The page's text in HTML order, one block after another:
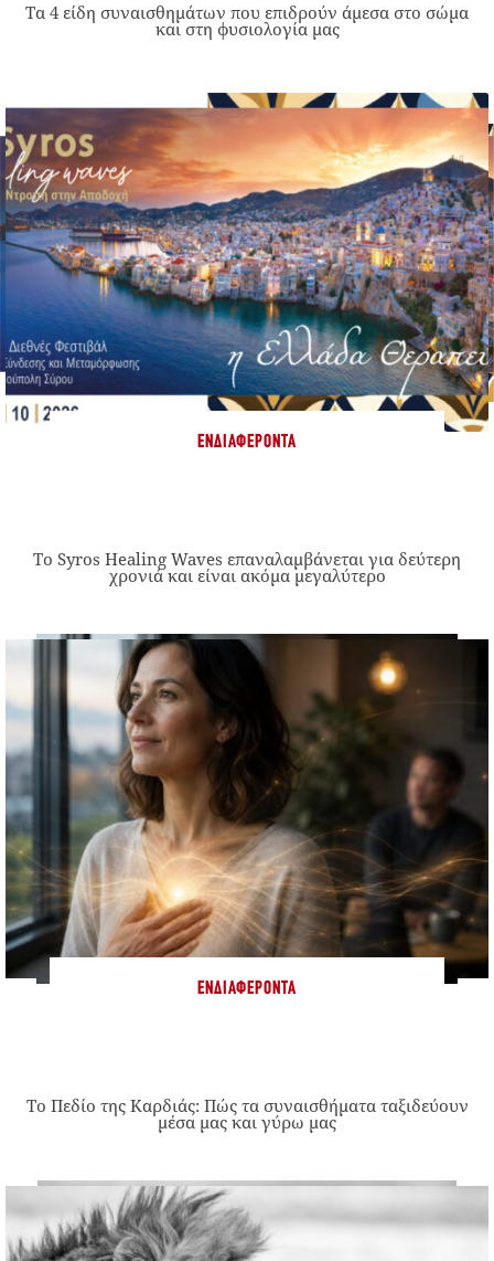
Τα 4 είδη συναισθημάτων που επιδρούν άμεσα στο σώμα
και στη φυσιολογία μας
ΕΝΔΙΑΦΈΡΟΝΤΑ
Το Syros Healing Waves επαναλαμβάνεται για δεύτερη
χρονιά και είναι ακόμα μεγαλύτερο
ΕΝΔΙΑΦΈΡΟΝΤΑ
Το Πεδίο της Καρδιάς: Πώς τα συναισθήματα ταξιδεύουν
μέσα μας και γύρω μας